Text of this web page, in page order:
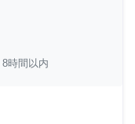
時間以内